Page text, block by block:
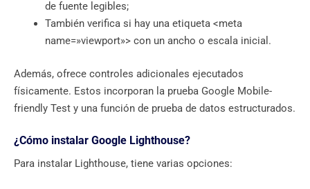
de fuente legibles;
También verifica si hay una etiqueta <meta
name=»viewport»> con un ancho o escala inicial.
Además, ofrece controles adicionales ejecutados
físicamente. Estos incorporan la prueba Google Mobile-
friendly Test y una función de prueba de datos estructurados.
¿Cómo instalar Google Lighthouse?
Para instalar Lighthouse, tiene varias opciones: